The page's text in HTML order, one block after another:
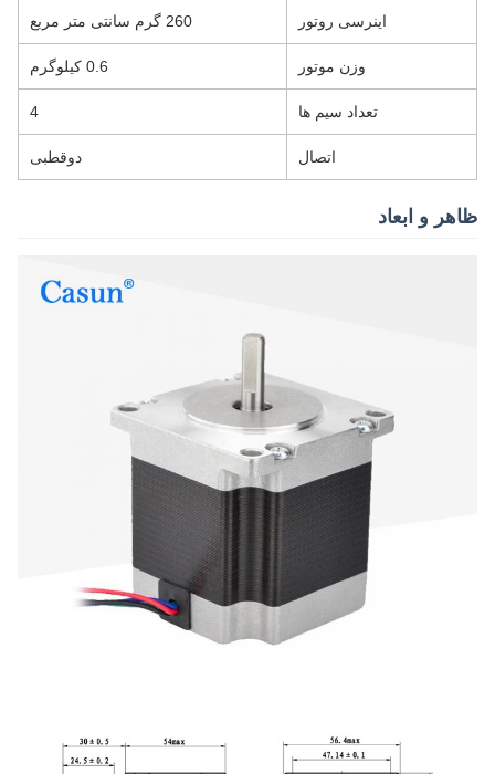
اینرسی روتور 260 گرم سانتی متر مربع
وزن موتور 0.6 کیلوگرم
تعداد سیم ها 4
اتصال دوقطبی
ظاهر و ابعاد